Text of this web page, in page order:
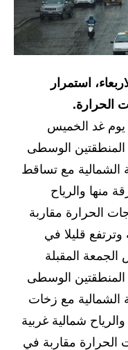
المالية
العراق
السياسية
الامنية
الاقتصادية
الرياضية
وقرارات وزارة التربية
الامتحانات
الابتدائية
استمرار
الحرارة.
يوم غد الخميس
الوسطى
الشمالية مع تساقط
منها والرياح
الحرارة مقاربة
قليلا في
الجمعة المقبلة
الوسطى
الشمالية مع زخات
شمالية غربية
الحرارة مقاربة في